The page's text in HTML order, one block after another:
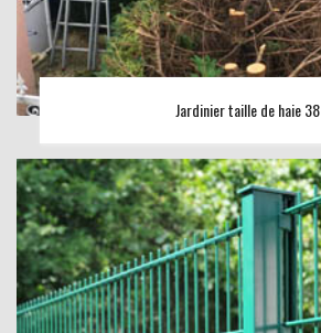
Jardinier taille de haie 38